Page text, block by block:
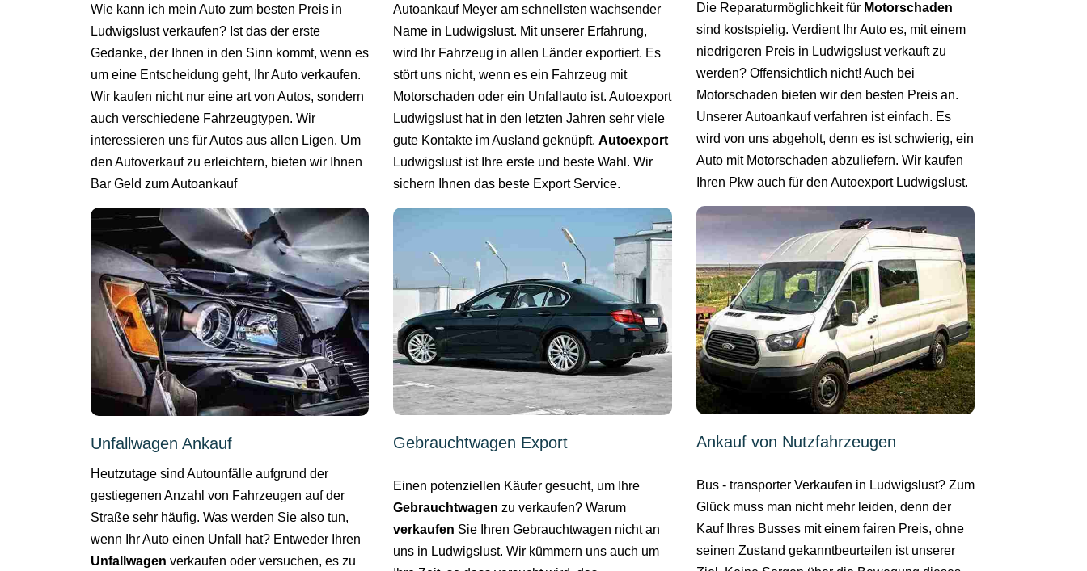
Wie kann ich mein Auto zum besten Preis in
Ludwigslust verkaufen? Ist das der erste
Gedanke, der Ihnen in den Sinn kommt, wenn es
um eine Entscheidung geht, Ihr Auto verkaufen.
Wir kaufen nicht nur eine art von Autos, sondern
auch verschiedene Fahrzeugtypen. Wir
interessieren uns für Autos aus allen Ligen. Um
den Autoverkauf zu erleichtern, bieten wir Ihnen
Bar Geld zum Autoankauf
Unfallwagen Ankauf
Heutzutage sind Autounfälle aufgrund der
gestiegenen Anzahl von Fahrzeugen auf der
Straße sehr häufig. Was werden Sie also tun,
wenn Ihr Auto einen Unfall hat? Entweder Ihren
Unfallwagen verkaufen oder versuchen, es zu
Autoankauf Meyer am schnellsten wachsender
Name in Ludwigslust. Mit unserer Erfahrung,
wird Ihr Fahrzeug in allen Länder exportiert. Es
stört uns nicht, wenn es ein Fahrzeug mit
Motorschaden oder ein Unfallauto ist. Autoexport
Ludwigslust hat in den letzten Jahren sehr viele
gute Kontakte im Ausland geknüpft.Autoexport
Ludwigslust ist Ihre erste und beste Wahl. Wir
sichern Ihnen das beste Export Service.
Gebrauchtwagen Export
Einen potenziellen Käufer gesucht, um Ihre
Gebrauchtwagen zu verkaufen? Warum
verkaufen Sie Ihren Gebrauchtwagen nicht an
uns in Ludwigslust. Wir kümmern uns auch um
Die Reparaturmöglichkeit für Motorschaden
sind kostspielig. Verdient Ihr Auto es, mit einem
niedrigeren Preis in Ludwigslust verkauft zu
werden? Offensichtlich nicht! Auch bei
Motorschaden bieten wir den besten Preis an.
Unserer Autoankauf verfahren ist einfach. Es
wird von uns abgeholt, denn es ist schwierig, ein
Auto mit Motorschaden abzuliefern. Wir kaufen
Ihren Pkw auch für den Autoexport Ludwigslust.
Ankauf von Nutzfahrzeugen
Bus - transporter Verkaufen in Ludwigslust? Zum
Glück muss man nicht mehr leiden, denn der
Kauf Ihres Busses mit einem fairen Preis, ohne
seinen Zustand gekanntbeurteilen ist unserer